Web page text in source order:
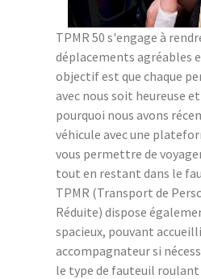
TPMR 50 s'engage à
déplacements agréables
objectif est que chaque
avec nous soit heureuse
pourquoi nous avons
véhicule avec une
vous permettre de
tout en restant dans le
TPMR (Transport de
Réduite) dispose
spacieux, pouvant
accompagnateur si
le type de fauteuil